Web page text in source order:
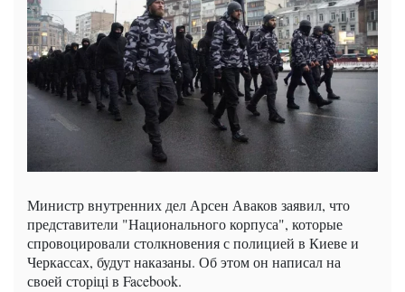
Министр внутренних дел Арсен Аваков заявил, что
представители "Национального корпуса", которые
спровоцировали столкновения с полицией в Киеве и
Черкассах, будут наказаны. Об этом он написал на
своей сторіці в Facebook.